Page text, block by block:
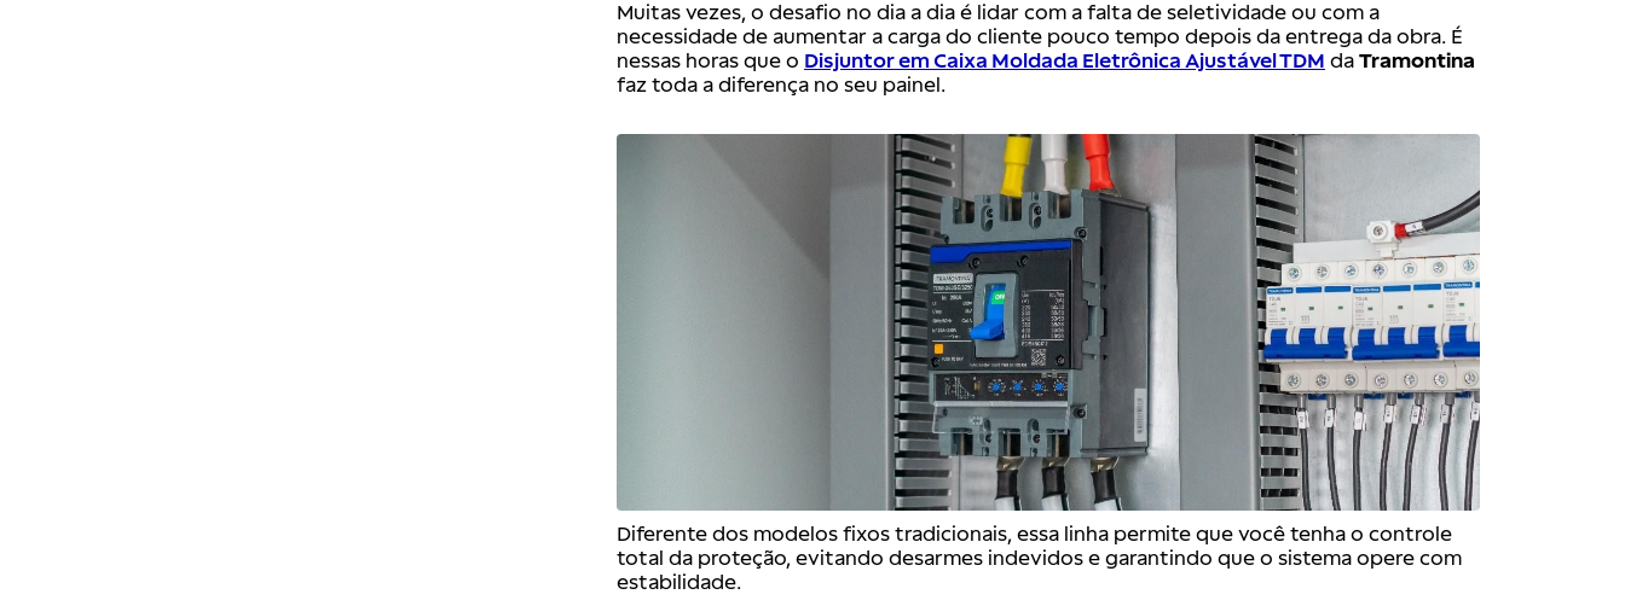
Muitas vezes, o desafio no dia a dia é lidar com a falta de seletividade ou com a
necessidade de aumentar a carga do cliente pouco tempo depois da entrega da obra. É
nessas horas que o Disjuntor em Caixa Moldada Eletrônica Ajustável TDM da Tramontina
faz toda a diferença no seu painel.
Diferente dos modelos fixos tradicionais, essa linha permite que você tenha o controle
total da proteção, evitando desarmes indevidos e garantindo que o sistema opere com
estabilidade.